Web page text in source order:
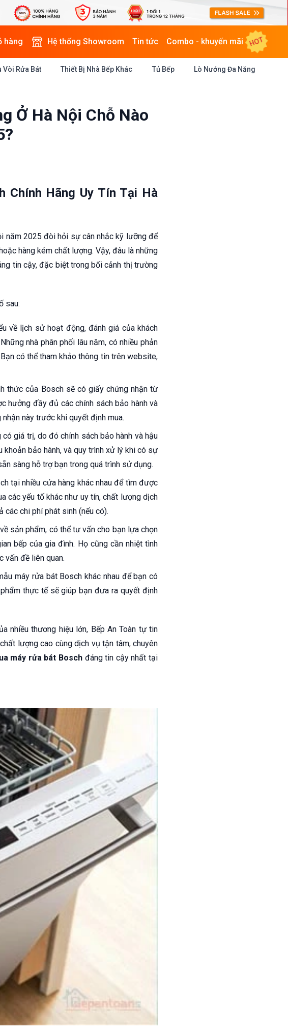
hàng Hệ thống Showroom Tin tức Combo - khuyến mãi HOT
Vòi Rửa Bát Thiết Bị Nhà Bếp Khác Tủ Bếp Lò Nướng Đa Năng
Ở Hà Nội Chỗ Nào
Chính Hãng Uy Tín Tại Hà
năm 2025 đòi hỏi sự cân nhắc kỹ lưỡng để
hàng kém chất lượng. Vậy, đâu là những
tin cậy, đặc biệt trong bối cảnh thị trường
sau:
về lịch sử hoạt động, đánh giá của khách
nhà phân phối lâu năm, có nhiều phản
có thể tham khảo thông tin trên website,
thức của Bosch sẽ có giấy chứng nhận từ
hưởng đầy đủ các chính sách bảo hành và
này trước khi quyết định mua.
giá trị, do đó chính sách bảo hành và hậu
khoản bảo hành, và quy trình xử lý khi có sự
sàng hỗ trợ bạn trong quá trình sử dụng.
tại nhiều cửa hàng khác nhau để tìm được
các yếu tố khác như uy tín, chất lượng dịch
các chi phí phát sinh (nếu có).
sản phẩm, có thể tư vấn cho bạn lựa chọn
bếp của gia đình. Họ cũng cần nhiệt tình
vấn đề liên quan.
máy rửa bát Bosch khác nhau để bạn có
thực tế sẽ giúp bạn đưa ra quyết định
nhiều thương hiệu lớn, Bếp An Toàn tự tin
lượng cao cùng dịch vụ tận tâm, chuyên
máy rửa bát Bosch đáng tin cậy nhất tại